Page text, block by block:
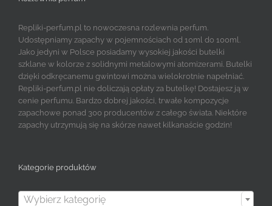
Repliki-perfum.pl to nowoczesna rozlewnia perfum.
Udostępniamy zapachy w pojemnościach od 10ml do 100ml.
Jako jedyni w Polsce posiadamy wysokiej jakości butelki
szklane w kolorze z solidnymi metalowymi atomizerami. Butelki
dzięki odkręcanemu gwintowi można wielokrotnie napełniać.
Repliki-perfum.pl nie doliczają opłaty za butelkę! Dostajesz ją w
cenie perfumu. Bardzo dobrej jakości, trwałe kompozycje
zapachowe ponad 300 producentów z całego świata. Niektóre
zapachy utrzymują się na skórze nawet kilkanaście godzin!
Kategorie produktów
Wybierz kategorię